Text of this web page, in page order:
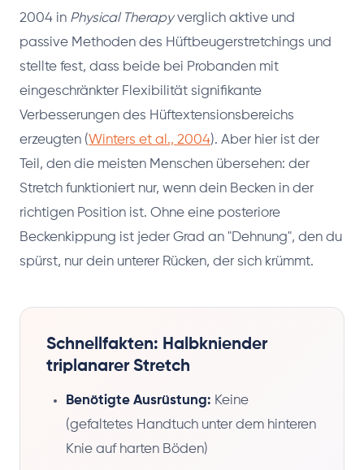
2004 in Physical Therapyverglich aktive und
passive Methoden des Hüftbeugerstretchings und
stellte fest, dass beide bei Probanden mit
eingeschränkter Flexibilität signifikante
Verbesserungen des Hüftextensionsbereichs
erzeugten (Winters et al., 2004). Aber hier ist der
Teil, den die meisten Menschen übersehen: der
Stretch funktioniert nur, wenn dein Becken in der
richtigen Position ist. Ohne eine posteriore
Beckenkippung ist jeder Grad an "Dehnung", den du
spürst, nur dein unterer Rücken, der sich krümmt.
Schnellfakten: Halbkniender
triplanarer Stretch
Benötigte Ausrüstung: Keine
(gefaltetes Handtuch unter dem hinteren
Knie auf harten Böden)